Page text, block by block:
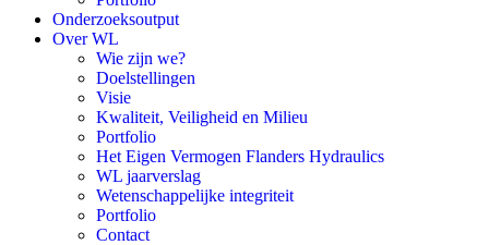
Onderzoeksoutput
Over WL
Wie zijn we?
Doelstellingen
Visie
Kwaliteit, Veiligheid en Milieu
Portfolio
Het Eigen Vermogen Flanders Hydraulics
WL jaarverslag
Wetenschappelijke integriteit
Portfolio
Contact